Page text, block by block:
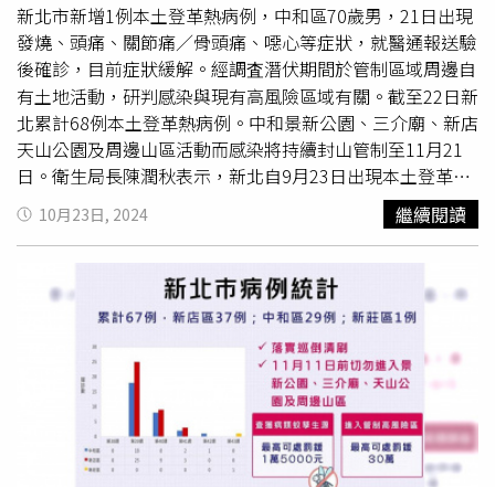
新北市新增1例本土登革熱病例，中和區70歲男，21日出現
發燒、頭痛、關節痛／骨頭痛、噁心等症狀，就醫通報送驗
後確診，目前症狀緩解。經調査潛伏期間於管制區域周邊自
有土地活動，研判感染與現有高風險區域有關。截至22日新
北累計68例本土登革熱病例。中和景新公園、三介廟、新店
天山公園及周邊山區活動而感染將持續封山管制至11月21
日。衛生局長陳潤秋表示，新北自9月23日出現本土登革熱
病例，已將中和景新公園、三介廟、新店天山公園及周邊山
區等高風險區域列為管制區域，禁止民眾進入，同時持續執
行管制區域環境噴消及孳生源清除作業。陳潤秋說，考量山
區是蚊子的天然孳生源，管制區域周邊仍有感染登革熱風
險，呼籲市民朋友減少管制區域周邊日常活動，並配合市府
加強管制區域周邊及社區巡査，一旦發現積水容器孳生
孑孓
則依傳染病防治法第70條裁罰3000元，目前已開立38件。
陳潤秋提醒，近期受颱風影響偶有降雨，雨後請民眾務必巡
視住家周遭環境，積極落實「巡倒清刷」清除積水容器避免
養蚊。進行戶外活動時應留意防蚊措施，穿著淺色長袖衣
10月23日, 2024 繼續閱讀